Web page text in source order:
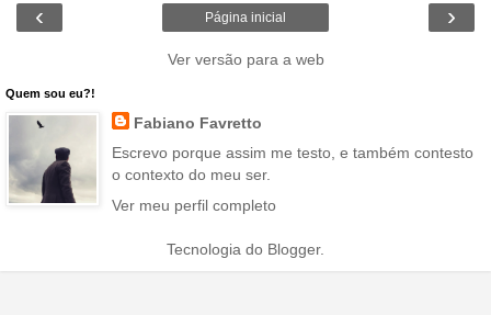
‹ ›
Página inicial
Ver versão para a web
Quem sou eu?!
Fabiano Favretto
Escrevo porque assim me testo, e também contesto
o contexto do meu ser.
Ver meu perfil completo
Tecnologia do Blogger.